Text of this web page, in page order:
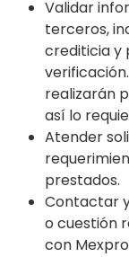
Validar
terceros,
crediticia y
realizarán
así lo
Atender
prestados.
Contactar
o cuestión
con